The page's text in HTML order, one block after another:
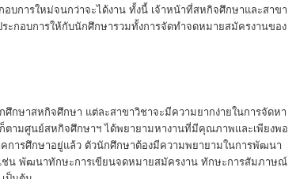
อบการใหม่จนกว่าจะได้งาน ทั้งนี้ เจ้าหน้าที่สหกิจศึกษาและสาขา
ะกอบการให้กับนักศึกษารวมทั้งการจัดทำจดหมายสมัครงานของ
กษาสหกิจศึกษา แต่ละสาขาวิชาจะมีความยากง่ายในการจัดหา
ตามศูนย์สหกิจศึกษาฯ ได้พยายามหางานที่มีคุณภาพและเพียงพอ
การศึกษาอยู่แล้ว ตัวนักศึกษาต้องมีความพยายามในการพัฒนา
เช่น พัฒนาทักษะการเขียนจดหมายสมัครงาน ทักษะการสัมภาษณ์